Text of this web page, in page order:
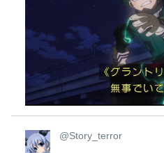
@Story_terror